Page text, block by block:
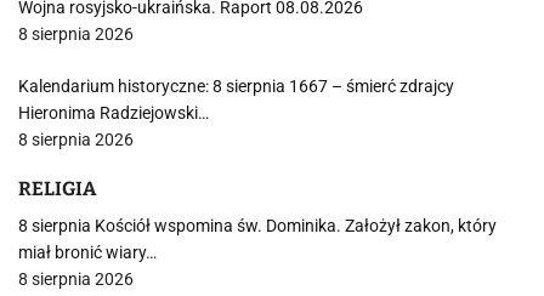
Wojna rosyjsko-ukraińska. Raport 08.08.2026
8 sierpnia 2026
Kalendarium historyczne: 8 sierpnia 1667 – śmierć zdrajcy
Hieronima Radziejowski…
8 sierpnia 2026
RELIGIA
8 sierpnia Kościół wspomina św. Dominika. Założył zakon, który
miał bronić wiary…
8 sierpnia 2026